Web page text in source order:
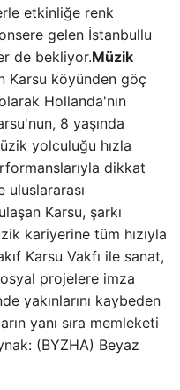
etkinliğe renk
gelen İstanbullu
de bekliyor.Müzik
Karsu köyünden göç
Hollanda'nın
8 yaşında
yolculuğu hızla
dikkat
uluslararası
Karsu, şarkı
kariyerine tüm hızıyla
Karsu Vakfı ile sanat,
projelere imza
yakınlarını kaybeden
yanı sıra memleketi
(BYZHA) Beyaz